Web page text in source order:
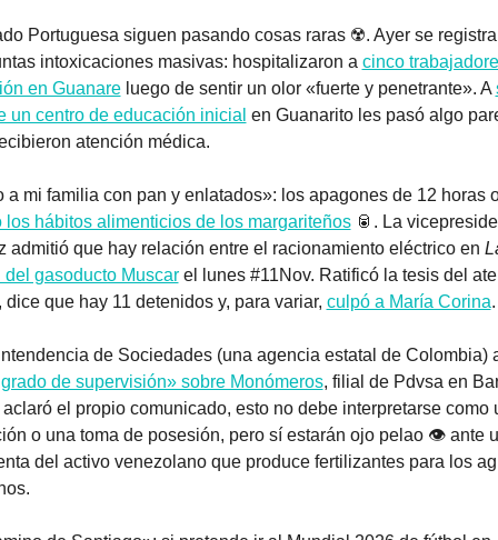
Portuguesa siguen pasando cosas raras ☢️. Ayer se
intoxicaciones masivas: hospitalizaron a cinco
en Guanare luego de sentir un olor «fuerte y penetrante». A
un centro de educación inicial en Guanarito les pasó algo
atención médica.
a mi familia con pan y enlatados»: los apagones de 12 horas
los hábitos alimenticios de los margariteños 🥫 . La
admitió que hay relación entre el racionamiento eléctrico en
gasoducto Muscar el lunes #11Nov. Ratificó la tesis del
dice que hay 11 detenidos y, para variar, culpó a María Corina.
de supervisión» sobre Monómeros
el propio comunicado, esto no debe interpretarse como
o una toma de posesión, pero sí estarán ojo pelao 👁️ ante
del activo venezolano que produce fertilizantes para los